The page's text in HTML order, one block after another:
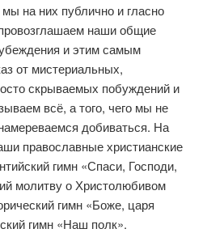
на них публично и гласно
наши общие
и этим самым
от мистериальных,
скрываемых побуждений и
всё, а того, чего мы не
добиваться. На
православ­ные христианские
гимн «Спаси, Господи,
молитву о Христолюбивом
гимн «Боже, царя
гимн «Наш полк».